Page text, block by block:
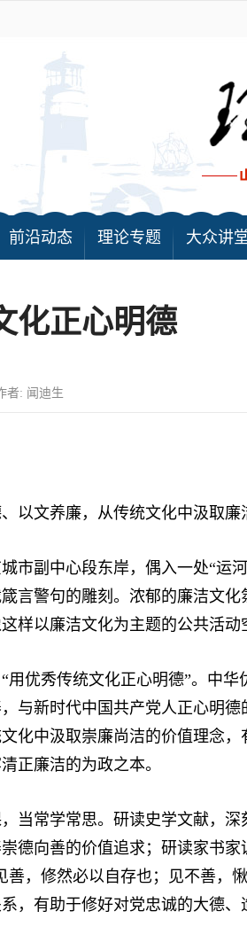
前沿动态 理论专题 大众讲
化正心明德
者: 闻迪生
文养廉，从传统文化中汲取廉
副中心段东岸，偶入一处“运
言警句的雕刻。浓郁的廉洁文
样以廉洁文化为主题的公共活动
优秀传统文化正心明德”。中华
与新时代中国共产党人正心明
化中汲取崇廉尚洁的价值理念
正廉洁的为政之本。
常学常思。研读史学文献，深
德向善的价值追求；研读家书
，修然必以自存也；见不善，
，有助于修好对党忠诚的大德、